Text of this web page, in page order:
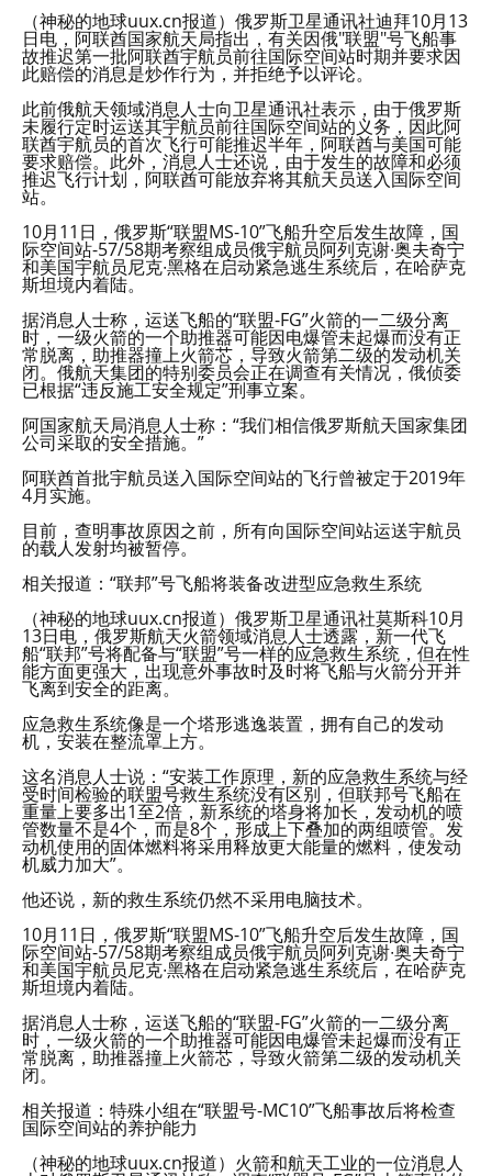
（神秘的地球uux.cn报道）俄罗斯卫星通讯社迪拜10月13
日电，阿联酋国家航天局指出，有关因俄"联盟"号飞船事
故推迟第一批阿联酋宇航员前往国际空间站时期并要求因
此赔偿的消息是炒作行为，并拒绝予以评论。
此前俄航天领域消息人士向卫星通讯社表示，由于俄罗斯
未履行定时运送其宇航员前往国际空间站的义务，因此阿
联酋宇航员的首次飞行可能推迟半年，阿联酋与美国可能
要求赔偿。此外，消息人士还说，由于发生的故障和必须
推迟飞行计划，阿联酋可能放弃将其航天员送入国际空间
站。
10月11日，俄罗斯“联盟MS-10”飞船升空后发生故障，国
际空间站-57/58期考察组成员俄宇航员阿列克谢∙奥夫奇宁
和美国宇航员尼克∙黑格在启动紧急逃生系统后，在哈萨克
斯坦境内着陆。
据消息人士称，运送飞船的“联盟-FG”火箭的一二级分离
时，一级火箭的一个助推器可能因电爆管未起爆而没有正
常脱离，助推器撞上火箭芯，导致火箭第二级的发动机关
闭。俄航天集团的特别委员会正在调查有关情况，俄侦委
已根据“违反施工安全规定”刑事立案。
阿国家航天局消息人士称：“我们相信俄罗斯航天国家集团
公司采取的安全措施。”
阿联酋首批宇航员送入国际空间站的飞行曾被定于2019年
4月实施。
目前，查明事故原因之前，所有向国际空间站运送宇航员
的载人发射均被暂停。
相关报道：“联邦”号飞船将装备改进型应急救生系统
（神秘的地球uux.cn报道）俄罗斯卫星通讯社莫斯科10月
13日电，俄罗斯航天火箭领域消息人士透露，新一代飞
船“联邦”号将配备与“联盟”号一样的应急救生系统，但在性
能方面更强大，出现意外事故时及时将飞船与火箭分开并
飞离到安全的距离。
应急救生系统像是一个塔形逃逸装置，拥有自己的发动
机，安装在整流罩上方。
这名消息人士说：“安装工作原理，新的应急救生系统与经
受时间检验的联盟号救生系统没有区别，但联邦号飞船在
重量上要多出1至2倍，新系统的塔身将加长，发动机的喷
管数量不是4个，而是8个，形成上下叠加的两组喷管。发
动机使用的固体燃料将采用释放更大能量的燃料，使发动
机威力加大”。
他还说，新的救生系统仍然不采用电脑技术。
10月11日，俄罗斯“联盟MS-10”飞船升空后发生故障，国
际空间站-57/58期考察组成员俄宇航员阿列克谢∙奥夫奇宁
和美国宇航员尼克∙黑格在启动紧急逃生系统后，在哈萨克
斯坦境内着陆。
据消息人士称，运送飞船的“联盟-FG”火箭的一二级分离
时，一级火箭的一个助推器可能因电爆管未起爆而没有正
常脱离，助推器撞上火箭芯，导致火箭第二级的发动机关
闭。
相关报道：特殊小组在“联盟号-MC10”飞船事故后将检查
国际空间站的养护能力
（神秘的地球uux.cn报道）火箭和航天工业的一位消息人